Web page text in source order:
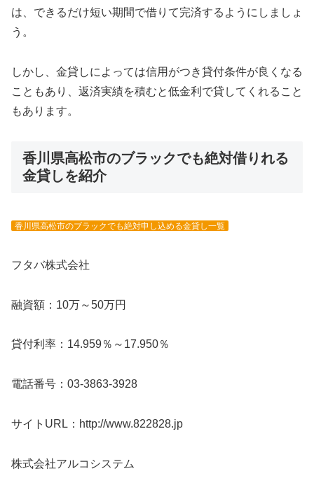
は、できるだけ短い期間で借りて完済するようにしましょ
う。
しかし、金貸しによっては信用がつき貸付条件が良くなる
こともあり、返済実績を積むと低金利で貸してくれること
もあります。
香川県高松市のブラックでも絶対借りれる
金貸しを紹介
香川県高松市のブラックでも絶対申し込める金貸し一覧
フタバ株式会社
融資額：10万～50万円
貸付利率：14.959％～17.950％
電話番号：03-3863-3928
サイトURL：http://www.822828.jp
株式会社アルコシステム